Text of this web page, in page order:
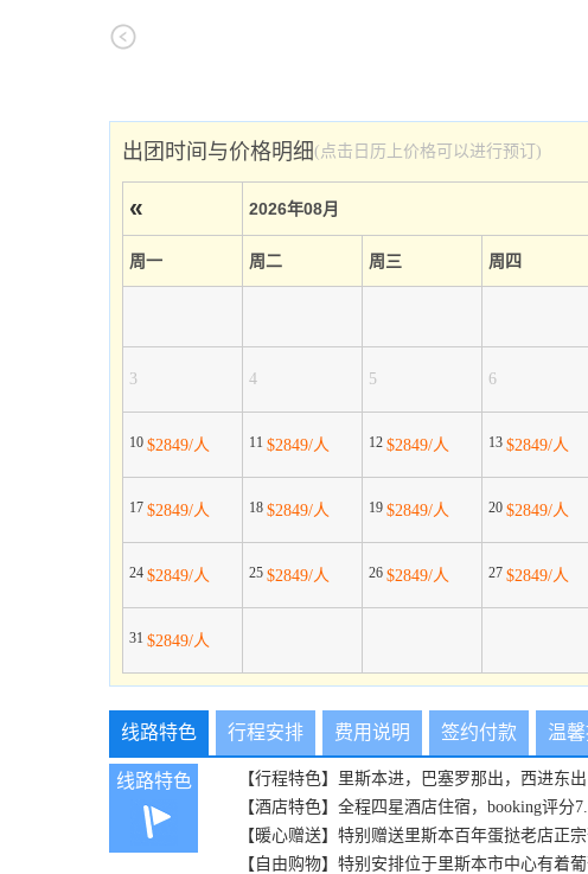
出团时间与价格明细(点击日历上价格可以进行预订)
« 2026年08月
周一 周二 周三 周四
3 4 5 6
10 $2849/人 11 $2849/人 12 $2849/人 13 $2849/人
17 $2849/人 18 $2849/人 19 $2849/人 20 $2849/人
24 $2849/人 25 $2849/人 26 $2849/人 27 $2849/人
31 $2849/人
线路特色 行程安排 费用说明 签约付款 温
线路特色
【行程特色】里斯本进，巴塞罗那出，西进东
【酒店特色】全程四星酒店住宿，booking评分
【暖心赠送】特别赠送里斯本百年蛋挞老店正宗
【自由购物】特别安排位于里斯本市中心有着